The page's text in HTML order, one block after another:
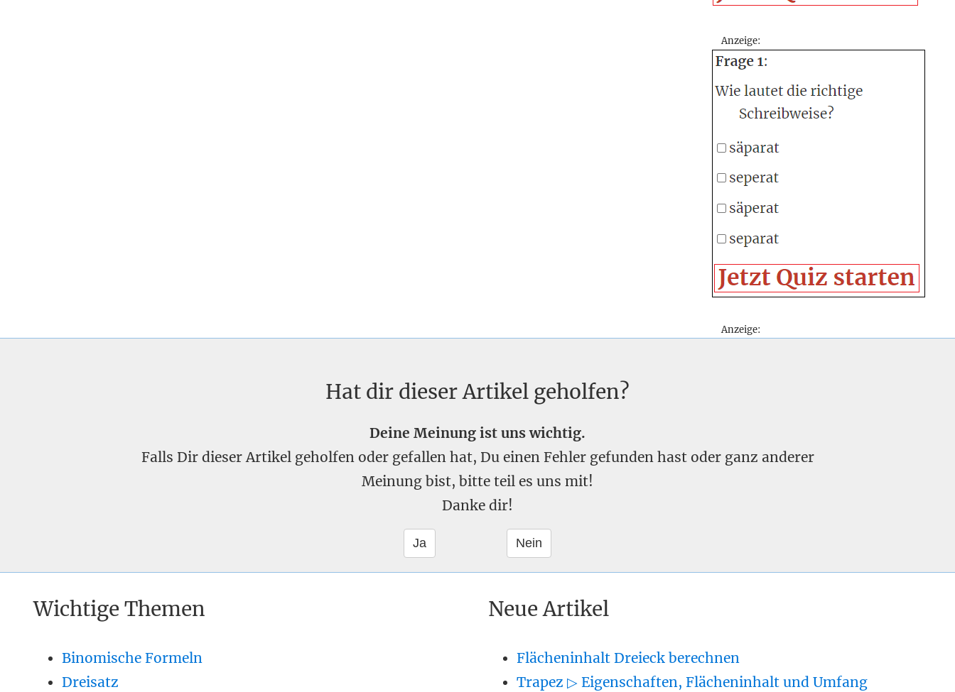
Anzeige:
Anzeige:
Hat dir dieser Artikel geholfen?
Deine Meinung ist uns wichtig.
Falls Dir dieser Artikel geholfen oder gefallen hat, Du einen Fehler gefunden hast oder ganz anderer
Meinung bist, bitte teil es uns mit!
Danke dir!
Wichtige Themen
Binomische Formeln
Dreisatz
Neue Artikel
Flächeninhalt Dreieck berechnen
Trapez ▷ Eigenschaften, Flächeninhalt und Umfang